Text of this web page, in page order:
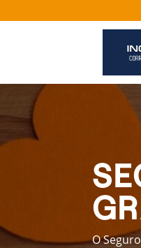
to
O